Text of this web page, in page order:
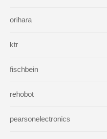
orihara
ktr
fischbein
rehobot
pearsonelectronics